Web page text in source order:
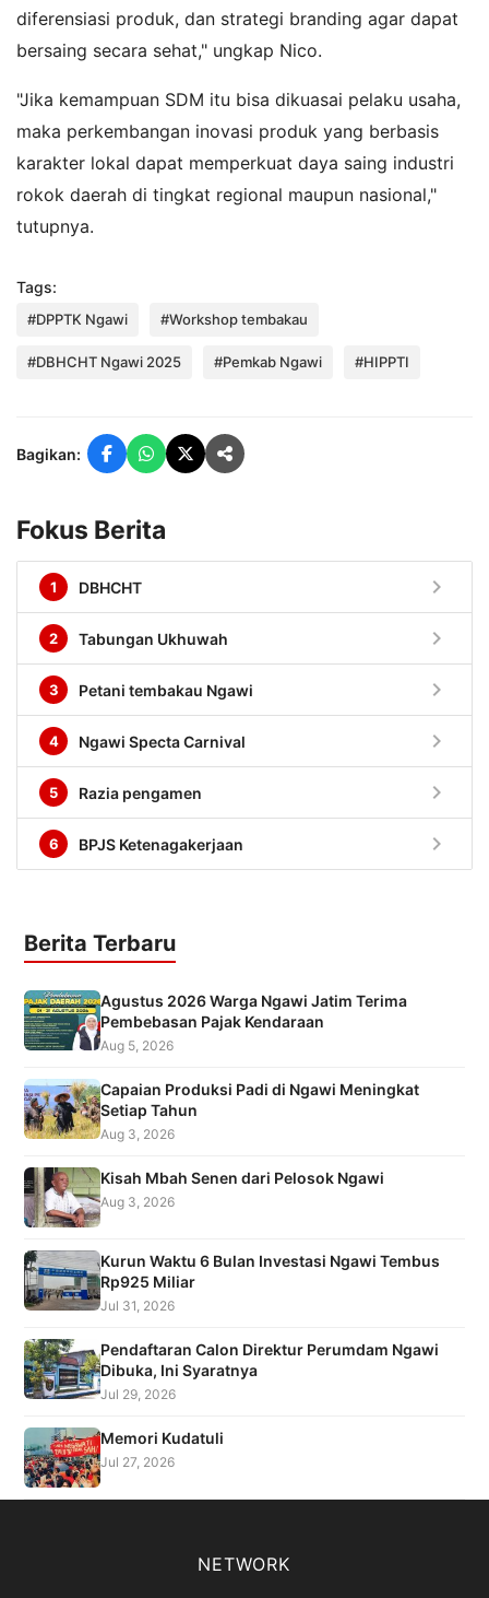
diferensiasi produk, dan strategi branding agar dapat
bersaing secara sehat," ungkap Nico.
"Jika kemampuan SDM itu bisa dikuasai pelaku usaha,
maka perkembangan inovasi produk yang berbasis
karakter lokal dapat memperkuat daya saing industri
rokok daerah di tingkat regional maupun nasional,"
tutupnya.
Tags:
#DPPTK Ngawi #Workshop tembakau
#DBHCHT Ngawi 2025 #Pemkab Ngawi #HIPPTI
Bagikan:
Fokus Berita
1 DBHCHT chevron_right
2 Tabungan Ukhuwah chevron_right
3 Petani tembakau Ngawi chevron_right
4 Ngawi Specta Carnival chevron_right
5 Razia pengamen chevron_right
6 BPJS Ketenagakerjaan chevron_right
Berita Terbaru
Agustus 2026 Warga Ngawi Jatim Terima
Pembebasan Pajak Kendaraan
Aug 5, 2026
Capaian Produksi Padi di Ngawi Meningkat
Setiap Tahun
Aug 3, 2026
Kisah Mbah Senen dari Pelosok Ngawi
Aug 3, 2026
Kurun Waktu 6 Bulan Investasi Ngawi Tembus
Rp925 Miliar
Jul 31, 2026
Pendaftaran Calon Direktur Perumdam Ngawi
Dibuka, Ini Syaratnya
Jul 29, 2026
Memori Kudatuli
Jul 27, 2026
NETWORK